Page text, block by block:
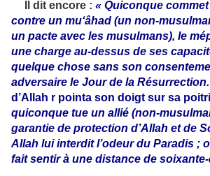
Il dit encore : « Quiconque
contre un mu‘âhad (un non-
un pacte avec les musulmans), le
une charge au-dessus de ses
quelque chose sans son
adversaire le Jour de la Résurrection.
d’Allah r pointa son doigt sur sa
quiconque tue un allié (non-
garantie de protection d’Allah et de
Allah lui interdit l’odeur du Paradis ;
fait sentir à une distance de